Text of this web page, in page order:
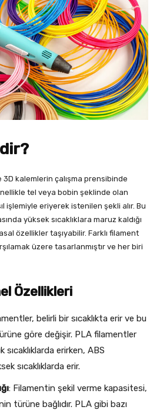
3D kalemlerin çalışma prensibinde
tel veya bobin şeklinde olan
işlemiyle eriyerek istenilen şekli alır. Bu
yüksek sıcaklıklara maruz kaldığı
özellikler taşıyabilir. Farklı filament
üzere tasarlanmıştır ve her biri
Özellikleri
belirli bir sıcaklıkta erir ve bu
göre değişir. PLA filamentler
erirken, ABS
sıcaklıklarda erir.
: Filamentin şekil verme kapasitesi,
türüne bağlıdır. PLA gibi bazı